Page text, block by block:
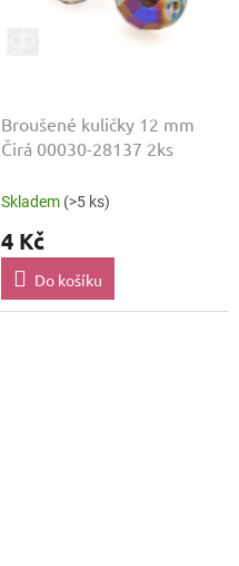
Broušené kuličky 12 mm
Čirá 00030-28137 2ks
Skladem (>5 ks)
4 Kč
Do košíku